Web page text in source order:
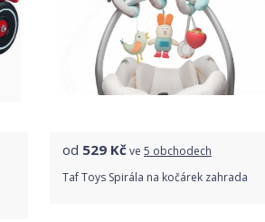
od 529 Kčve 5 obchodech
Taf Toys Spirála na kočárek zahrada